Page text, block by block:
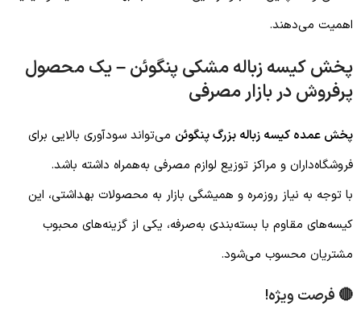
اهمیت می‌دهند.
پخش کیسه زباله مشکی پنگوئن – یک محصول
پرفروش در بازار مصرفی
پخش عمده کیسه زباله بزرگ پنگوئن می‌تواند سودآوری بالایی برای
فروشگاه‌داران و مراکز توزیع لوازم مصرفی به‌همراه داشته باشد.
با توجه به نیاز روزمره و همیشگی بازار به محصولات بهداشتی، این
کیسه‌های مقاوم با بسته‌بندی به‌صرفه، یکی از گزینه‌های محبوب
مشتریان محسوب می‌شود.
🔴 فرصت ویژه!